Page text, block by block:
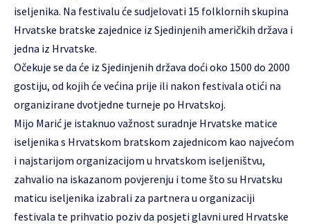
iseljenika. Na festivalu će sudjelovati 15 folklornih skupina
Hrvatske bratske zajednice iz Sjedinjenih američkih država i
jedna iz Hrvatske.
Očekuje se da će iz Sjedinjenih država doći oko 1500 do 2000
gostiju, od kojih će većina prije ili nakon festivala otići na
organizirane dvotjedne turneje po Hrvatskoj.
Mijo Marić je istaknuo važnost suradnje Hrvatske matice
iseljenika s Hrvatskom bratskom zajednicom kao najvećom
i najstarijom organizacijom u hrvatskom iseljeništvu,
zahvalio na iskazanom povjerenju i tome što su Hrvatsku
maticu iseljenika izabrali za partnera u organizaciji
festivala te prihvatio poziv da posjeti glavni ured Hrvatske